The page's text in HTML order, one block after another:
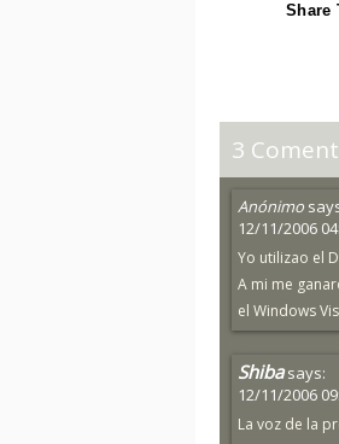
Share
3
Anónimo
12/11/2006
Yo utilizao el
A mi me
el Windows
Shiba says:
12/11/2006
La voz de la